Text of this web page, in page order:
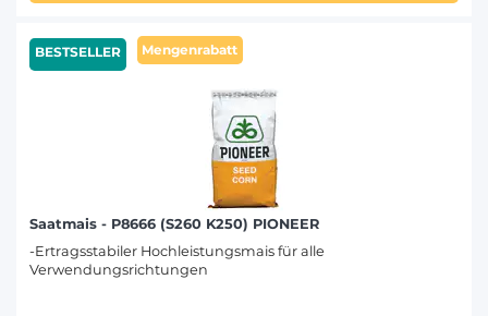
BESTSELLER Mengenrabatt
Saatmais - P8666 (S260 K250) PIONEER
-Ertragsstabiler Hochleistungsmais für alle
Verwendungsrichtungen